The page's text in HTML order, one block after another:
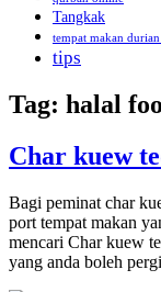
Tangkak
tempat makan
tips
Tag: halal
Char kuew
Bagi peminat char
port tempat makan
mencari Char kuew
yang anda boleh